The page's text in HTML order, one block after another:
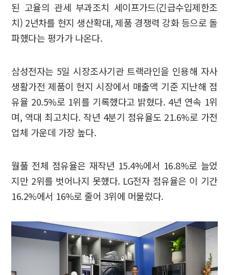
된 고율의 관세 부과조치 세이프가드(긴급수입제한조
치) 2년차를 현지 생산확대, 제품 경쟁력 강화 등으로 돌
파했다는 평가가 나온다.
삼성전자는 5일 시장조사기관 트랙라인을 인용해 자사
생활가전 제품이 현지 시장에서 매출액 기준 지난해 점
유율 20.5%로 1위를 기록했다고 밝혔다. 4년 연속 1위
며, 역대 최고치다. 작년 4분기 점유율도 21.6%로 가전
업체 가운데 가장 높다.
월풀 전체 점유율은 재작년 15.4%에서 16.8%로 늘었
지만 2위를 벗어나지 못했다. LG전자 점유율은 이 기간
16.2%에서 16%로 줄어 3위에 머물렀다.